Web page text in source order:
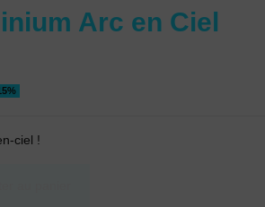
Arc en Ciel
ciel !